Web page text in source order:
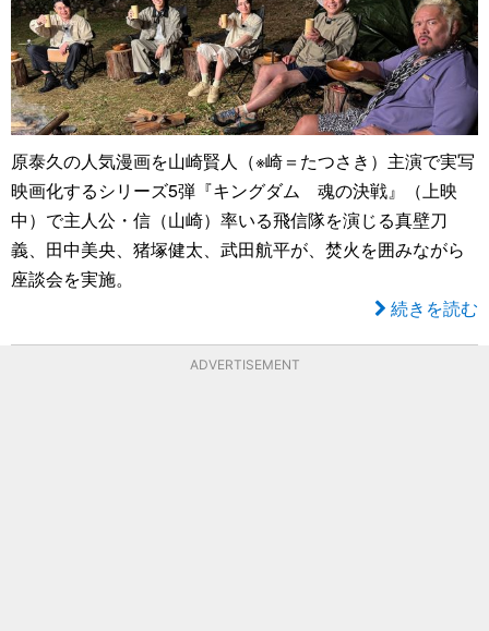
原泰久の人気漫画を山崎賢人（※崎＝たつさき）主演で実写
映画化するシリーズ5弾『キングダム 魂の決戦』（上映
中）で主人公・信（山崎）率いる飛信隊を演じる真壁刀
義、田中美央、猪塚健太、武田航平が、焚火を囲みながら
座談会を実施。
続きを読む
ADVERTISEMENT